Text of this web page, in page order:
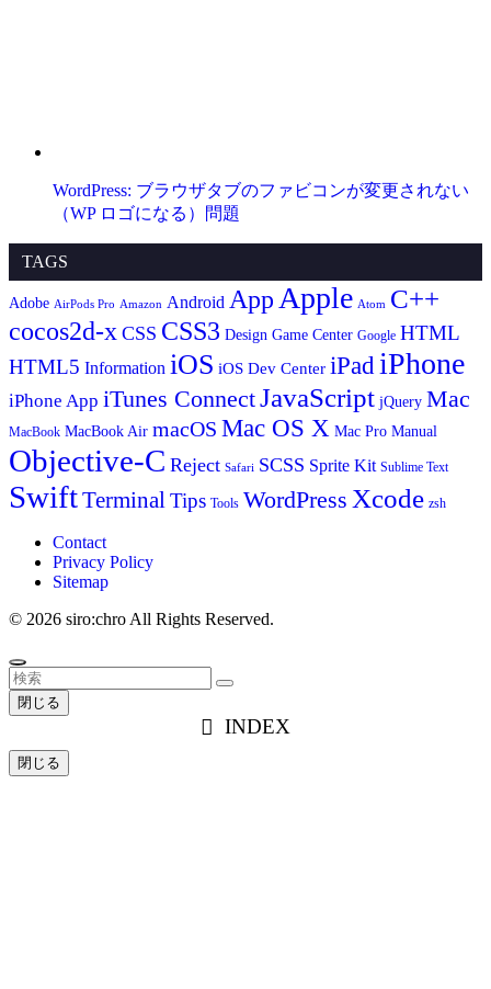
WordPress: ブラウザタブのファビコンが変更されない
（WP ロゴになる）問題
TAGS
Adobe AirPods Pro Amazon Android App Apple Atom C++
cocos2d-x CSS CSS3 Design Game Center Google HTML
HTML5 Information iOS iOS Dev Center iPad iPhone
iPhone App iTunes ConnectJavaScript jQuery Mac
MacBook MacBook Air macOS Mac OS X Mac Pro Manual
Objective-C Reject Safari SCSS Sprite Kit Sublime Text
SwiftTerminal Tips Tools WordPress Xcode zsh
Contact
Privacy Policy
Sitemap
© 2026 siro:chro All Rights Reserved.
閉じる
INDEX
閉じる